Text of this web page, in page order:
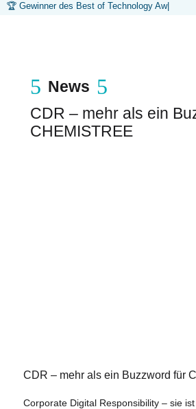
🏆 Gewinner des Best of Technology Awards
5 News 5
CDR – mehr als ein
CHEMISTREE
CDR – mehr als ein Buzzword für
Corporate Digital Responsibility – sie